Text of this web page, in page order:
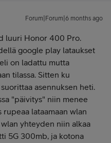
Forum|Forum|6 months ago
luuri Honor 400 Pro.
google play lataukset
on ladattu mutta
tilassa. Sitten ku
asennuksen heti.
"päivitys" niin menee
lataamaan wlan
yhteyden niin alkaa
5G 300mb, ja kotona